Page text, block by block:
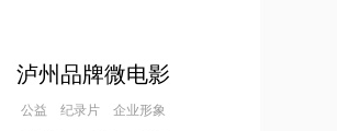
泸州品牌微电影
公益 纪录片 企业形象